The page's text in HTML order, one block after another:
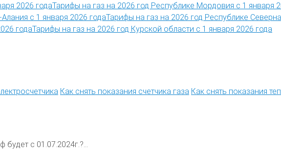
Тарифы на газ на 2026 год Республике Мордовия с 1 января
Тарифы на газ на 2026 год Республике
Тарифы на газ на 2026 год Курской области с 1 января 2026 года
Как снять показания счетчика газа Как снять показания
с 01.07.2024г.?...